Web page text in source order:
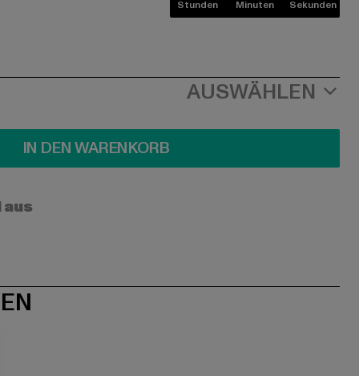
Stunden Minuten Sekunden
AUSWÄHLEN
IN DEN WARENKORB